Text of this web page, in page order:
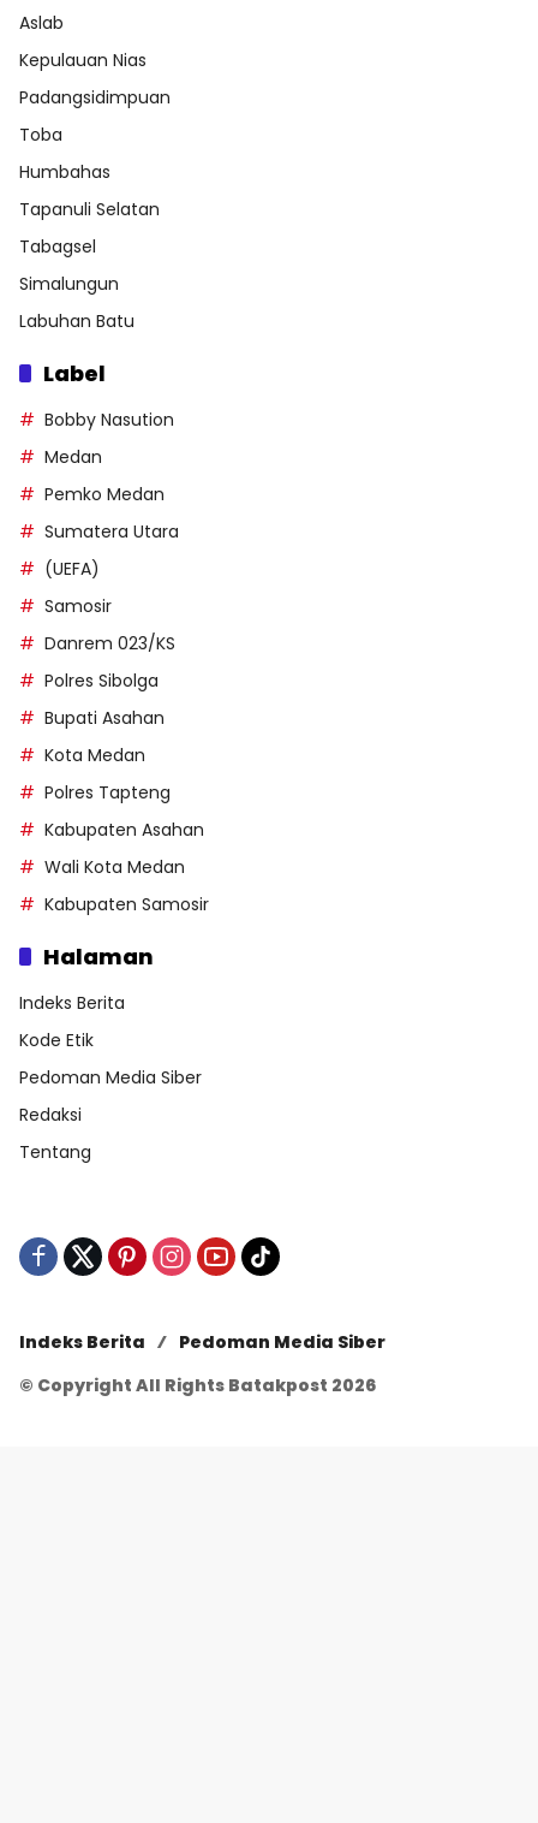
Aslab
Kepulauan Nias
Padangsidimpuan
Toba
Humbahas
Tapanuli Selatan
Tabagsel
Simalungun
Labuhan Batu
Label
Bobby Nasution
Medan
Pemko Medan
Sumatera Utara
(UEFA)
Samosir
Danrem 023/KS
Polres Sibolga
Bupati Asahan
Kota Medan
Polres Tapteng
Kabupaten Asahan
Wali Kota Medan
Kabupaten Samosir
Halaman
Indeks Berita
Kode Etik
Pedoman Media Siber
Redaksi
Tentang
Indeks Berita
Pedoman Media Siber
© Copyright All Rights Batakpost 2026